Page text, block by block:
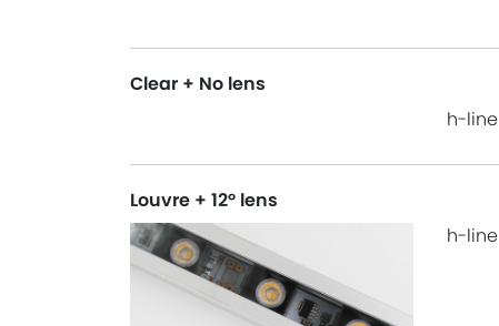
Clear + No lens
h-line
Louvre + 12° lens
h-line